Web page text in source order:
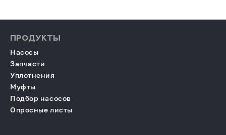
ПРОДУКТЫ
Насосы
Запчасти
Уплотнения
Муфты
Подбор насосов
Опросные листы